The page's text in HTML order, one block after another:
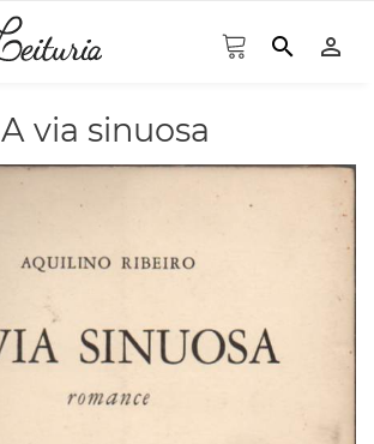
search person_outline
A via sinuosa